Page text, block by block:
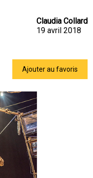
Claudia Collard
19 avril 2018
Ajouter au favoris